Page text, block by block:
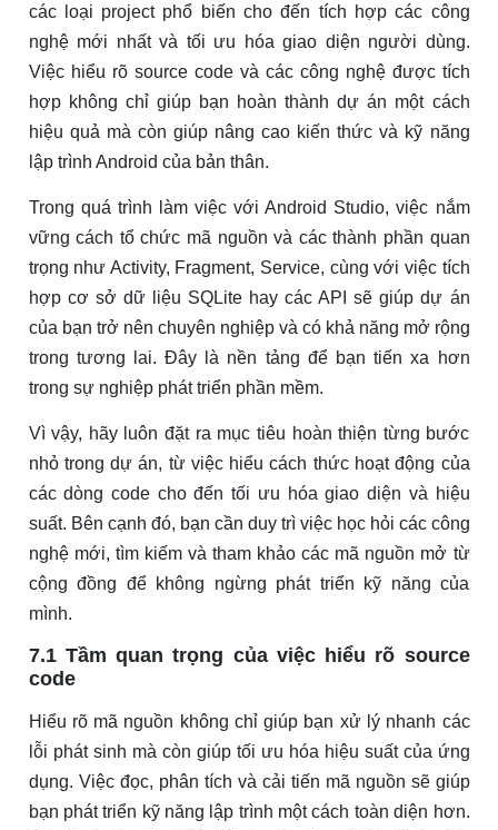
các loại project phổ biến cho đến tích hợp các công
nghệ mới nhất và tối ưu hóa giao diện người dùng.
Việc hiểu rõ source code và các công nghệ được tích
hợp không chỉ giúp bạn hoàn thành dự án một cách
hiệu quả mà còn giúp nâng cao kiến thức và kỹ năng
lập trình Android của bản thân.
Trong quá trình làm việc với Android Studio, việc nắm
vững cách tổ chức mã nguồn và các thành phần quan
trọng như Activity, Fragment, Service, cùng với việc tích
hợp cơ sở dữ liệu SQLite hay các API sẽ giúp dự án
của bạn trở nên chuyên nghiệp và có khả năng mở rộng
trong tương lai. Đây là nền tảng để bạn tiến xa hơn
trong sự nghiệp phát triển phần mềm.
Vì vậy, hãy luôn đặt ra mục tiêu hoàn thiện từng bước
nhỏ trong dự án, từ việc hiểu cách thức hoạt động của
các dòng code cho đến tối ưu hóa giao diện và hiệu
suất. Bên cạnh đó, bạn cần duy trì việc học hỏi các công
nghệ mới, tìm kiếm và tham khảo các mã nguồn mở từ
cộng đồng để không ngừng phát triển kỹ năng của
mình.
7.1 Tầm quan trọng của việc hiểu rõ source
code
Hiểu rõ mã nguồn không chỉ giúp bạn xử lý nhanh các
lỗi phát sinh mà còn giúp tối ưu hóa hiệu suất của ứng
dụng. Việc đọc, phân tích và cải tiến mã nguồn sẽ giúp
bạn phát triển kỹ năng lập trình một cách toàn diện hơn.